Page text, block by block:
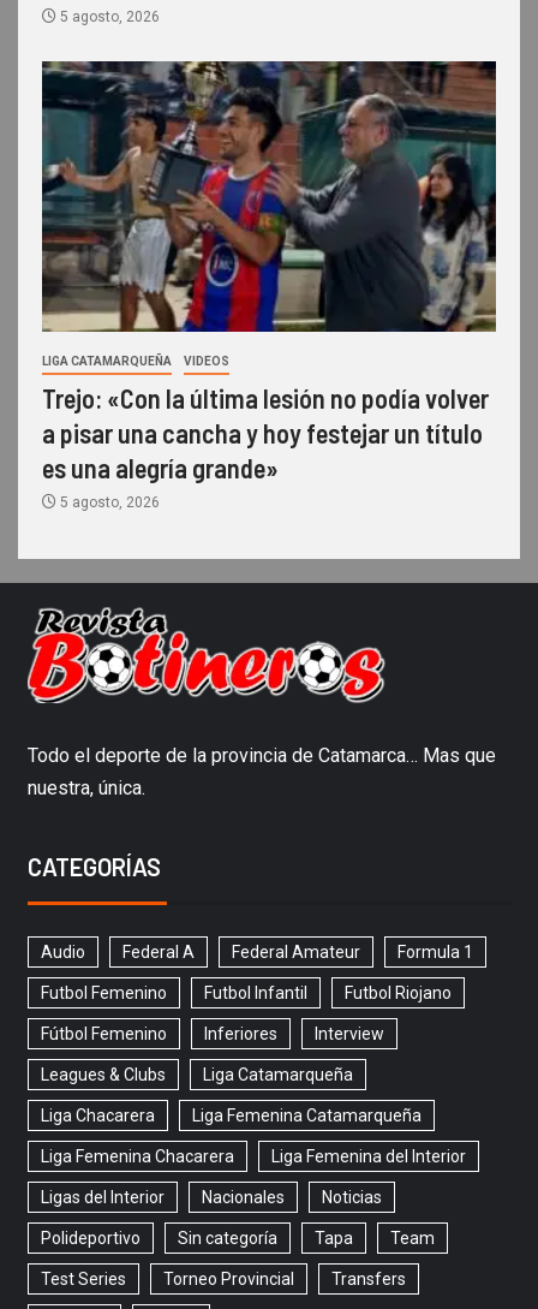
5 agosto, 2026
LIGA CATAMARQUEÑA VIDEOS
Trejo: «Con la última lesión no podía volver
a pisar una cancha y hoy festejar un título
es una alegría grande»
5 agosto, 2026
Todo el deporte de la provincia de Catamarca… Mas que
nuestra, única.
CATEGORÍAS
Audio Federal A Federal Amateur Formula 1
Futbol Femenino Futbol Infantil Futbol Riojano
Fútbol Femenino Inferiores Interview
Leagues & Clubs Liga Catamarqueña
Liga Chacarera Liga Femenina Catamarqueña
Liga Femenina Chacarera Liga Femenina del Interior
Ligas del Interior Nacionales Noticias
Polideportivo Sin categoría Tapa Team
Test Series Torneo Provincial Transfers